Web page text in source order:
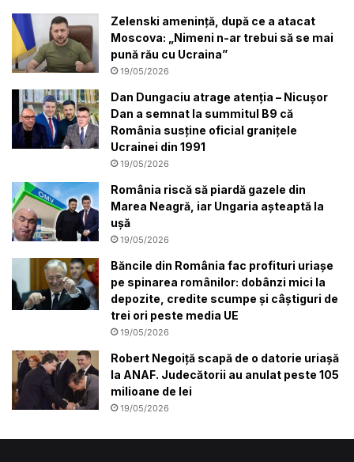
Zelenski amenință, după ce a atacat
Moscova: „Nimeni n-ar trebui să se mai
pună rău cu Ucraina”
19/05/2026
Dan Dungaciu atrage atenția – Nicușor
Dan a semnat la summitul B9 că
România susține oficial granițele
Ucrainei din 1991
19/05/2026
România riscă să piardă gazele din
Marea Neagră, iar Ungaria așteaptă la
ușă
19/05/2026
Băncile din România fac profituri uriașe
pe spinarea românilor: dobânzi mici la
depozite, credite scumpe și câștiguri de
trei ori peste media UE
19/05/2026
Robert Negoiță scapă de o datorie uriașă
la ANAF. Judecătorii au anulat peste 105
milioane de lei
19/05/2026